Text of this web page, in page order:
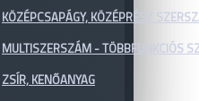
KÖZÉPCSAPÁGY, KÖZÉPRÉSZ
MULTISZERSZÁM - TÖBBFUNKCIÓS
ZSÍR, KENŐANYAG